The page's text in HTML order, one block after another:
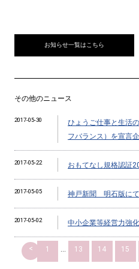
お知らせ一覧はこちら
その他のニュース
2017-05-30
ひょうご仕事と生活
フバランス）を宣言
2017-05-22 おもてなし規格認証
2017-05-05 神戸新聞 明石版にて
2017-05-02 中小企業等経営力強
< 1 13 14 15